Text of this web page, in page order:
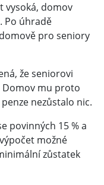
vysoká, domov
Po úhradě
pro seniory
že seniorovi
Domov mu proto
nezůstalo nic.
povinných 15 % a
možné
zůstatek